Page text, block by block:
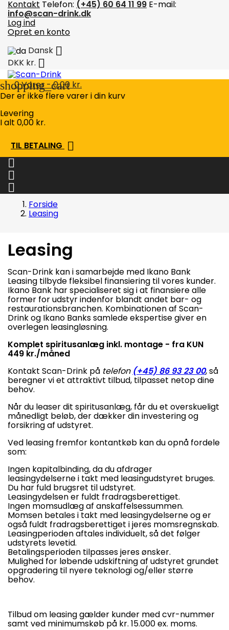
Kontakt Telefon: (+45) 60 64 11 99 E-mail:
info@scan-drink.dk
Log ind
Opret en konto
Dansk 
DKK kr. 
shopping_cart
0Varer - 0,00 kr.
Der er ikke flere varer i din kurv
Levering
I alt 0,00 kr.
TIL BETALING 



Forside
Leasing
Leasing
Scan-Drink kan i samarbejde med Ikano Bank
Leasing tilbyde fleksibel finansiering til vores kunder.
Ikano Bank har specialiseret sig i at finansiere alle
former for udstyr indenfor blandt andet bar- og
restaurationsbranchen. Kombinationen af Scan-
Drink og Ikano Banks samlede ekspertise giver en
overlegen leasingløsning.
Komplet spiritusanlæg inkl. montage - fra KUN
449 kr./måned
Kontakt Scan-Drink på telefon (+45) 86 93 23 00, så
beregner vi et attraktivt tilbud, tilpasset netop dine
behov.
Når du leaser dit spiritusanlæg, får du et overskueligt
månedligt beløb, der dækker din investering og
forsikring af udstyret.
Ved leasing fremfor kontantkøb kan du opnå fordele
som:
Ingen kapitalbinding, da du afdrager
leasingydelserne i takt med leasingudstyret bruges.
Du har fuld brugsret til udstyret.
Leasingydelsen er fuldt fradragsberettiget.
Ingen momsudlæg af anskaffelsessummen.
Momsen betales i takt med leasingydelserne og er
også fuldt fradragsberettiget i jeres momsregnskab.
Leasingperioden aftales individuelt, så det følger
udstyrets levetid.
Betalingsperioden tilpasses jeres ønsker.
Mulighed for løbende udskiftning af udstyret grundet
opgradering til nyere teknologi og/eller større
behov.
Tilbud om leasing gælder kunder med cvr-nummer
samt ved minimumskøb på kr. 15.000 ex. moms.